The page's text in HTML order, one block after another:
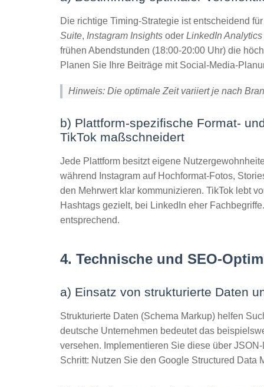
Die richtige Timing-Strategie ist entscheidend
Suite, Instagram Insights oder LinkedIn Analytics
frühen Abendstunden (18:00-20:00 Uhr) die
Planen Sie Ihre Beiträge mit Social-Media-
Hinweis: Die optimale Zeit variiert je nach
b) Plattform-spezifische Format-
TikTok maßschneidert
Jede Plattform besitzt eigene
während Instagram auf Hochformat-Fotos,
den Mehrwert klar kommunizieren. TikTok lebt
Hashtags gezielt, bei LinkedIn eher
entsprechend.
4. Technische und SEO-
a) Einsatz von strukturierte Daten
Strukturierte Daten (Schema Markup) helfen
deutsche Unternehmen bedeutet das
versehen. Implementieren Sie diese über
Schritt: Nutzen Sie den Google Structured Data